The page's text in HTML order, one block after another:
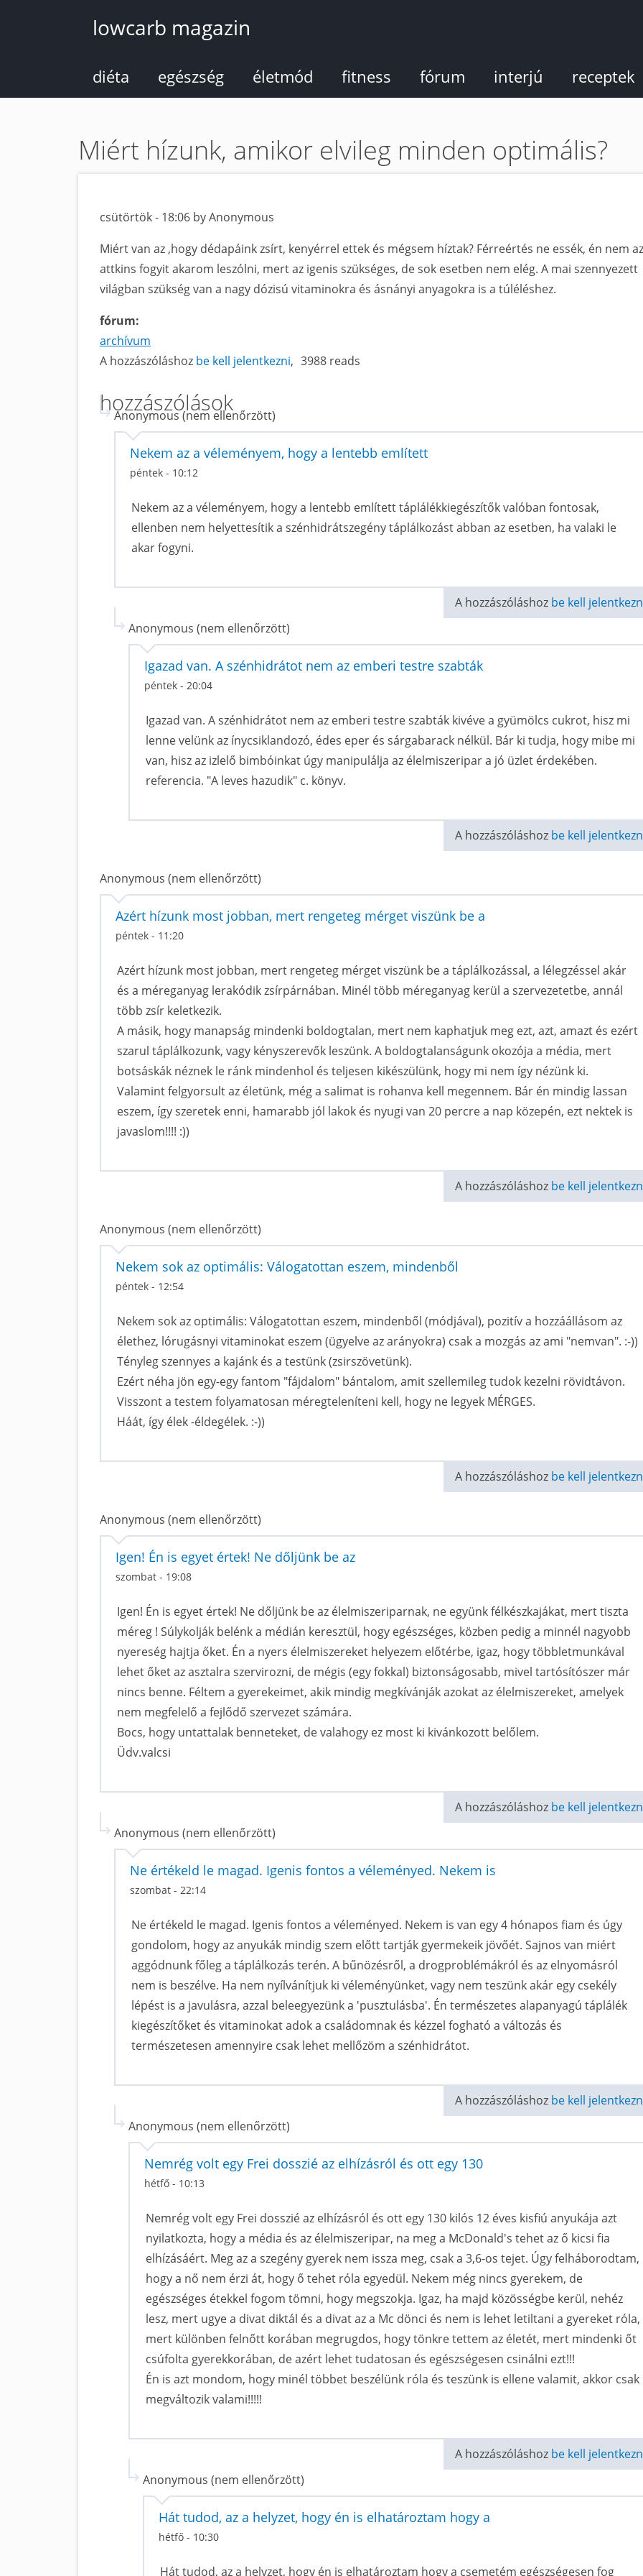
lowcarb magazin
diéta egészség életmód fitness fórum interjú receptek
Miért hízunk, amikor elvileg minden optimális?
csütörtök - 18:06 by Anonymous
Miért van az ,hogy dédapáink zsírt, kenyérrel ettek és mégsem híztak? Férreértés ne essék, én nem az
attkins fogyit akarom leszólni, mert az igenis szükséges, de sok esetben nem elég. A mai szennyezett
világban szükség van a nagy dózisú vitaminokra és ásnányi anyagokra is a túléléshez.
fórum:
archívum
A hozzászóláshoz be kell jelentkezni 3988 reads
hozzászólások
Anonymous (nem ellenőrzött)
Nekem az a véleményem, hogy a lentebb említett
péntek - 10:12
Nekem az a véleményem, hogy a lentebb említett táplálékkiegészítők valóban fontosak,
ellenben nem helyettesítik a szénhidrátszegény táplálkozást abban az esetben, ha valaki le
akar fogyni.
A hozzászóláshoz be kell
Anonymous (nem ellenőrzött)
Igazad van. A szénhidrátot nem az emberi testre szabták
péntek - 20:04
Igazad van. A szénhidrátot nem az emberi testre szabták kivéve a gyümölcs cukrot, hisz mi
lenne velünk az ínycsiklandozó, édes eper és sárgabarack nélkül. Bár ki tudja, hogy mibe mi
van, hisz az izlelő bimbóinkat úgy manipulálja az élelmiszeripar a jó üzlet érdekében.
referencia. "A leves hazudik" c. könyv.
A hozzászóláshoz be kell
Anonymous (nem ellenőrzött)
Azért hízunk most jobban, mert rengeteg mérget viszünk be a
péntek - 11:20
Azért hízunk most jobban, mert rengeteg mérget viszünk be a táplálkozással, a lélegzéssel akár
és a méreganyag lerakódik zsírpárnában. Minél több méreganyag kerül a szervezetetbe, annál
több zsír keletkezik.
A másik, hogy manapság mindenki boldogtalan, mert nem kaphatjuk meg ezt, azt, amazt és ezért
szarul táplálkozunk, vagy kényszerevők leszünk. A boldogtalanságunk okozója a média, mert
botsáskák néznek le ránk mindenhol és teljesen kikészülünk, hogy mi nem így nézünk ki.
Valamint felgyorsult az életünk, még a salimat is rohanva kell megennem. Bár én mindig lassan
eszem, így szeretek enni, hamarabb jól lakok és nyugi van 20 percre a nap közepén, ezt nektek is
javaslom!!!! :))
A hozzászóláshoz be kell
Anonymous (nem ellenőrzött)
Nekem sok az optimális: Válogatottan eszem, mindenből
péntek - 12:54
Nekem sok az optimális: Válogatottan eszem, mindenből (módjával), pozitív a hozzáállásom az
élethez, lórugásnyi vitaminokat eszem (ügyelve az arányokra) csak a mozgás az ami "nemvan". :-))
Tényleg szennyes a kajánk és a testünk (zsirszövetünk).
Ezért néha jön egy-egy fantom "fájdalom" bántalom, amit szellemileg tudok kezelni rövidtávon.
Visszont a testem folyamatosan méregteleníteni kell, hogy ne legyek MÉRGES.
Háát, így élek -éldegélek. :-))
A hozzászóláshoz be kell
Anonymous (nem ellenőrzött)
Igen! Én is egyet értek! Ne dőljünk be az
szombat - 19:08
Igen! Én is egyet értek! Ne dőljünk be az élelmiszeriparnak, ne együnk félkészkajákat, mert tiszta
méreg ! Súlykolják belénk a médián keresztül, hogy egészséges, közben pedig a minnél nagyobb
nyereség hajtja őket. Én a nyers élelmiszereket helyezem előtérbe, igaz, hogy többletmunkával
lehet őket az asztalra szervirozni, de mégis (egy fokkal) biztonságosabb, mivel tartósítószer már
nincs benne. Féltem a gyerekeimet, akik mindig megkívánják azokat az élelmiszereket, amelyek
nem megfelelő a fejlődő szervezet számára.
Bocs, hogy untattalak benneteket, de valahogy ez most ki kivánkozott belőlem.
Üdv.valcsi
A hozzászóláshoz be kell
Anonymous (nem ellenőrzött)
Ne értékeld le magad. Igenis fontos a véleményed. Nekem is
szombat - 22:14
Ne értékeld le magad. Igenis fontos a véleményed. Nekem is van egy 4 hónapos fiam és úgy
gondolom, hogy az anyukák mindig szem előtt tartják gyermekeik jövőét. Sajnos van miért
aggódnunk főleg a táplálkozás terén. A bűnözésről, a drogproblémákról és az elnyomásról
nem is beszélve. Ha nem nyílvánítjuk ki véleményünket, vagy nem teszünk akár egy csekély
lépést is a javulásra, azzal beleegyezünk a 'pusztulásba'. Én természetes alapanyagú táplálék
kiegészítőket és vitaminokat adok a családomnak és kézzel fogható a változás és
természetesen amennyire csak lehet mellőzöm a szénhidrátot.
A hozzászóláshoz be kell
Anonymous (nem ellenőrzött)
Nemrég volt egy Frei dosszié az elhízásról és ott egy 130
hétfő - 10:13
Nemrég volt egy Frei dosszié az elhízásról és ott egy 130 kilós 12 éves kisfiú anyukája azt
nyilatkozta, hogy a média és az élelmiszeripar, na meg a McDonald's tehet az ő kicsi fia
elhízásáért. Meg az a szegény gyerek nem issza meg, csak a 3,6-os tejet. Úgy felháborodtam,
hogy a nő nem érzi át, hogy ő tehet róla egyedül. Nekem még nincs gyerekem, de
egészséges étekkel fogom tömni, hogy megszokja. Igaz, ha majd közösségbe kerül, nehéz
lesz, mert ugye a divat diktál és a divat az a Mc dönci és nem is lehet letiltani a gyereket róla,
mert különben felnőtt korában megrugdos, hogy tönkre tettem az életét, mert mindenki őt
csúfolta gyerekkorában, de azért lehet tudatosan és egészségesen csinálni ezt!!!
Én is azt mondom, hogy minél többet beszélünk róla és teszünk is ellene valamit, akkor csak
megváltozik valami!!!!!
A hozzászóláshoz be kell
Anonymous (nem ellenőrzött)
Hát tudod, az a helyzet, hogy én is elhatároztam hogy a
hétfő - 10:30
Hát tudod, az a helyzet, hogy én is elhatároztam hogy a csemetém egészségesen fog